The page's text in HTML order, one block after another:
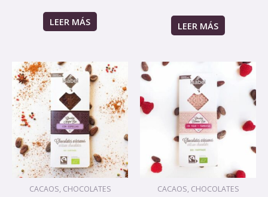
LEER MÁS LEER MÁS
CACAOS, CHOCOLATES CACAOS, CHOCOLATES